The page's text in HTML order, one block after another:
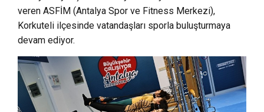
veren ASFİM (Antalya Spor ve Fitness Merkezi),
Korkuteli ilçesinde vatandaşları sporla buluşturmaya
devam ediyor.